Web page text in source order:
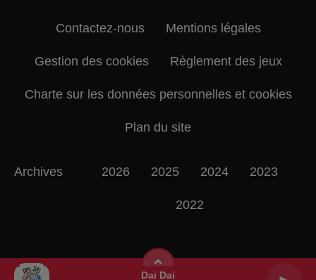
Dai Dai
Contactez-nous Mentions légales
Gestion des cookies Règlement des jeux
Charte sur les données personnelles et cookies
Plan du site
Archives 2026 2025 2024 2023
2022